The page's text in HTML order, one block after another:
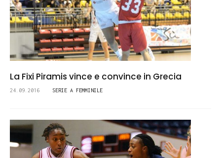
La Fixi Piramis vince e convince in Grecia
24.09.2016 SERIE A FEMMINILE